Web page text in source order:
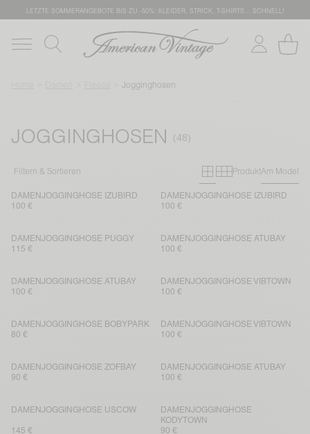
LETZTE SOMMERANGEBOTE BIS ZU -50%: KLEIDER, STRICK, T-SHIRTS… SCHNELL!
Jogginghosen
JOGGINGHOSEN
Filtern & Sortieren Primary grid
Secondary
ProduktAm Model
DAMENJOGGINGHOSE IZUBIRD
100 €
DAMENJOGGINGHOSE IZUBIRD
100 €
DAMENJOGGINGHOSE PUGGY
115 €
DAMENJOGGINGHOSE ATUBAY
100 €
DAMENJOGGINGHOSE ATUBAY
100 €
DAMENJOGGINGHOSE VIBTOWN
100 €
DAMENJOGGINGHOSE BOBYPARK
80 €
DAMENJOGGINGHOSE VIBTOWN
100 €
DAMENJOGGINGHOSE ZOFBAY
90 €
DAMENJOGGINGHOSE ATUBAY
100 €
DAMENJOGGINGHOSE USCOW
145 €
DAMENJOGGINGHOSE
KODYTOWN
90 €